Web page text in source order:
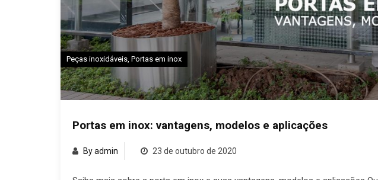
Peças inoxidáveis, Portas em inox
Portas em inox: vantagens, modelos e aplicações
By admin 23 de outubro de 2020